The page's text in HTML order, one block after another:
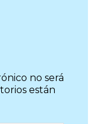
no será
están